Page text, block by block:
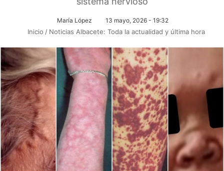
María López 13 mayo, 2026 - 19:32
Inicio / Noticias Albacete: Toda la actualidad y última hora